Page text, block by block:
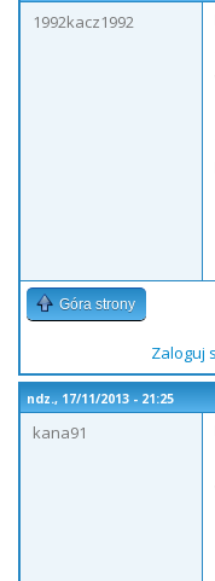
1992kacz1992
Góra strony
Zaloguj
ndz., 17/11/2013 - 21:25
kana91